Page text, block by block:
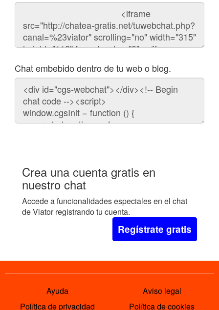
Código
chat
Chat embebido dentro de tu web o blog.
Código
para
embeber
chat
Crea una cuenta gratis en
nuestro chat
Accede a funcionalidades especiales en el chat
de Viator registrando tu cuenta.
Regístrate gratis
Ayuda
Aviso legal
Política de privacidad
Política de cookies